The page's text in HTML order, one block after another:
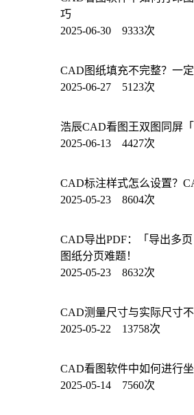
巧
2025-06-30 9333次
CAD图纸填充不完整？一定
2025-06-27 5123次
浩辰CAD看图王双图同屏
2025-06-13 4427次
CAD标注样式怎么设置？
2025-05-23 8604次
CAD导出PDF：「导出多
图纸分页难题！
2025-05-23 8632次
CAD测量尺寸与实际尺寸不
2025-05-22 13758次
CAD看图软件中如何进行坐
2025-05-14 7560次